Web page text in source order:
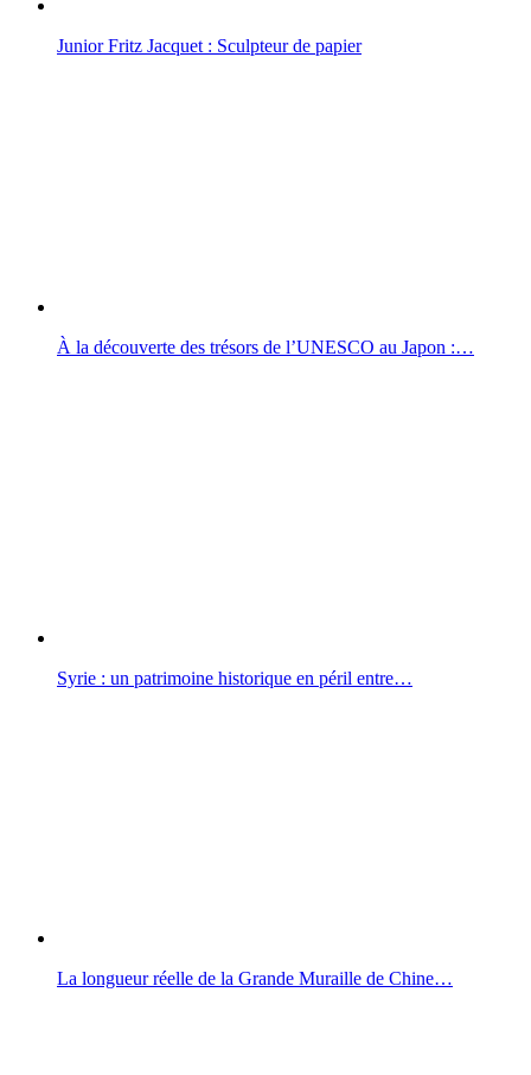
Junior Fritz Jacquet : Sculpteur de papier
À la découverte des trésors de l’UNESCO au Japon :…
Syrie : un patrimoine historique en péril entre…
La longueur réelle de la Grande Muraille de Chine…